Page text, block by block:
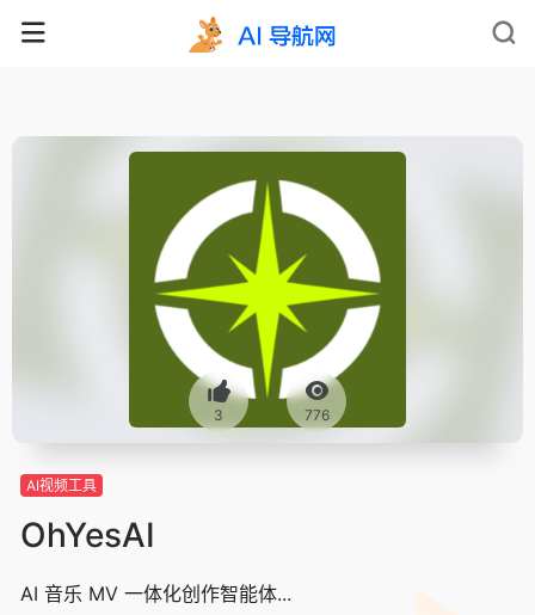
3 776
AI视频工具
OhYesAI
AI 音乐 MV 一体化创作智能体...